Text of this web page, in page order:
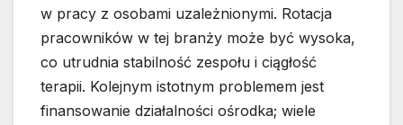
w pracy z osobami uzależnionymi. Rotacja
pracowników w tej branży może być wysoka,
co utrudnia stabilność zespołu i ciągłość
terapii. Kolejnym istotnym problemem jest
finansowanie działalności ośrodka; wiele